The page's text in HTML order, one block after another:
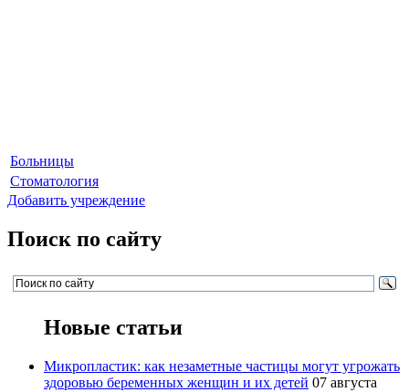
Больницы
Стоматология
Добавить учреждение
Поиск по сайту
Новые статьи
Микропластик: как незаметные частицы могут угрожать
здоровью беременных женщин и их детей 07 августа